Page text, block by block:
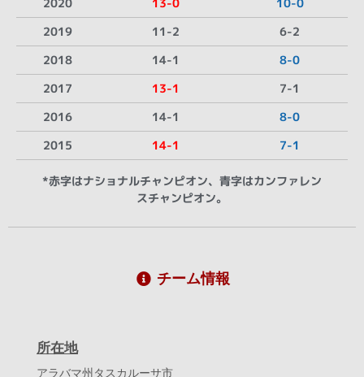
2020
13-0
10-0
2019
11-2
6-2
2018
14-1
8-0
2017
13-1
7-1
2016
14-1
8-0
2015
14-1 7-1
*赤字はナショナルチャンピオン、青字はカンファレン
スチャンピオン。
チーム情報
所在地
アラバマ州タスカルーサ市